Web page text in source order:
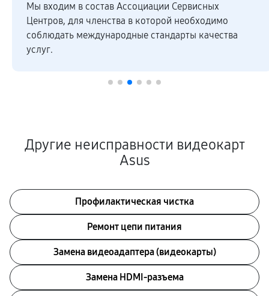
Мы входим в состав Ассоциации Сервисных
Центров, для членства в которой необходимо
соблюдать международные стандарты качества
услуг.
Другие неисправности видеокарт
Asus
Профилактическая чистка
Ремонт цепи питания
Замена видеоадаптера (видеокарты)
Замена HDMI-разъема